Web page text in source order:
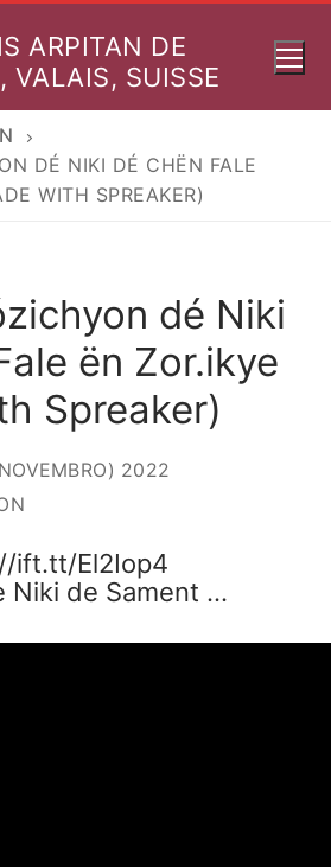
ARPITAN DE
VALAIS, SUISSE
DÉ NIKI DÉ CHËN FALE
WITH SPREAKER)
dé Niki
ën Zor.ikye
Spreaker)
2022
ift.tt/El2Iop4
Niki de Sament …